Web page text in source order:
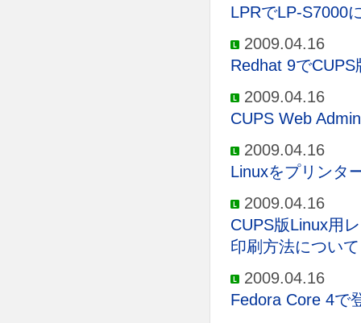
LPRでLP-S7000
2009.04.16
Redhat 9で
2009.04.16
CUPS Web
2009.04.16
Linuxをプリンタ
2009.04.16
CUPS版Linux用
印刷方法について
2009.04.16
Fedora Core 4で